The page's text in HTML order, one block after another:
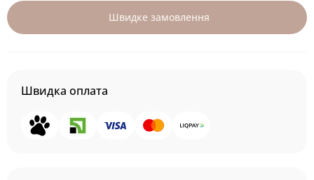
Швидке замовлення
Швидка оплата